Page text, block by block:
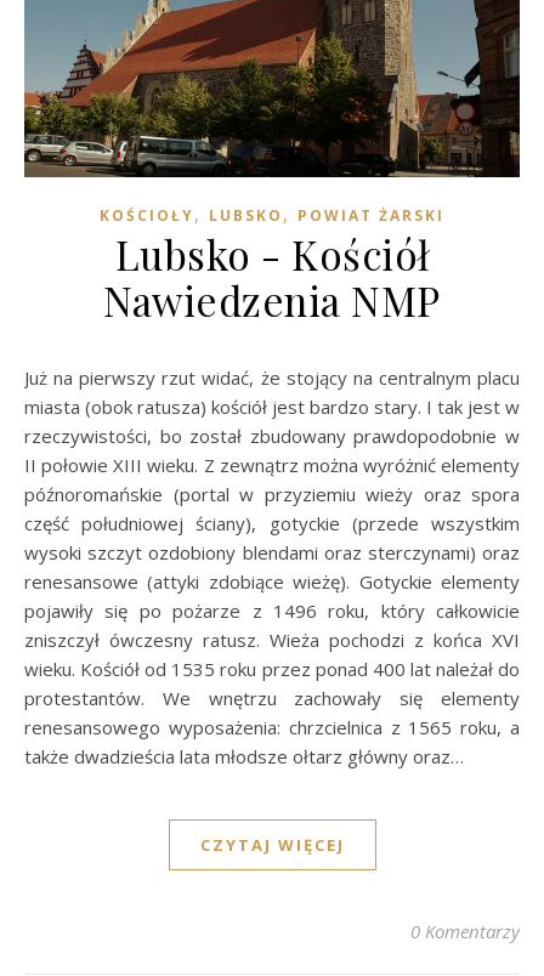
KOŚCIOŁY, LUBSKO , POWIAT ŻARSKI
Lubsko - Kościół
Nawiedzenia NMP
Już na pierwszy rzut widać, że stojący na centralnym placu
miasta (obok ratusza) kościół jest bardzo stary. I tak jest w
rzeczywistości, bo został zbudowany prawdopodobnie w
II połowie XIII wieku. Z zewnątrz można wyróżnić elementy
późnoromańskie (portal w przyziemiu wieży oraz spora
część południowej ściany), gotyckie (przede wszystkim
wysoki szczyt ozdobiony blendami oraz sterczynami) oraz
renesansowe (attyki zdobiące wieżę). Gotyckie elementy
pojawiły się po pożarze z 1496 roku, który całkowicie
zniszczył ówczesny ratusz. Wieża pochodzi z końca XVI
wieku. Kościół od 1535 roku przez ponad 400 lat należał do
protestantów. We wnętrzu zachowały się elementy
renesansowego wyposażenia: chrzcielnica z 1565 roku, a
także dwadzieścia lata młodsze ołtarz główny oraz…
CZYTAJ WIĘCEJ
0 Komentarzy